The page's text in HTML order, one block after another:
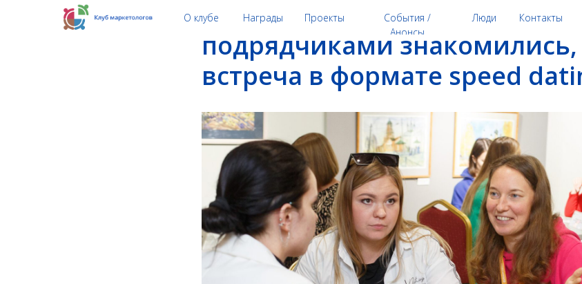
О клубе Награды Проекты
События /
Анонсы
Люди Контакты
Как маркетологи Кирова с
подрядчиками
встреча в формате speed